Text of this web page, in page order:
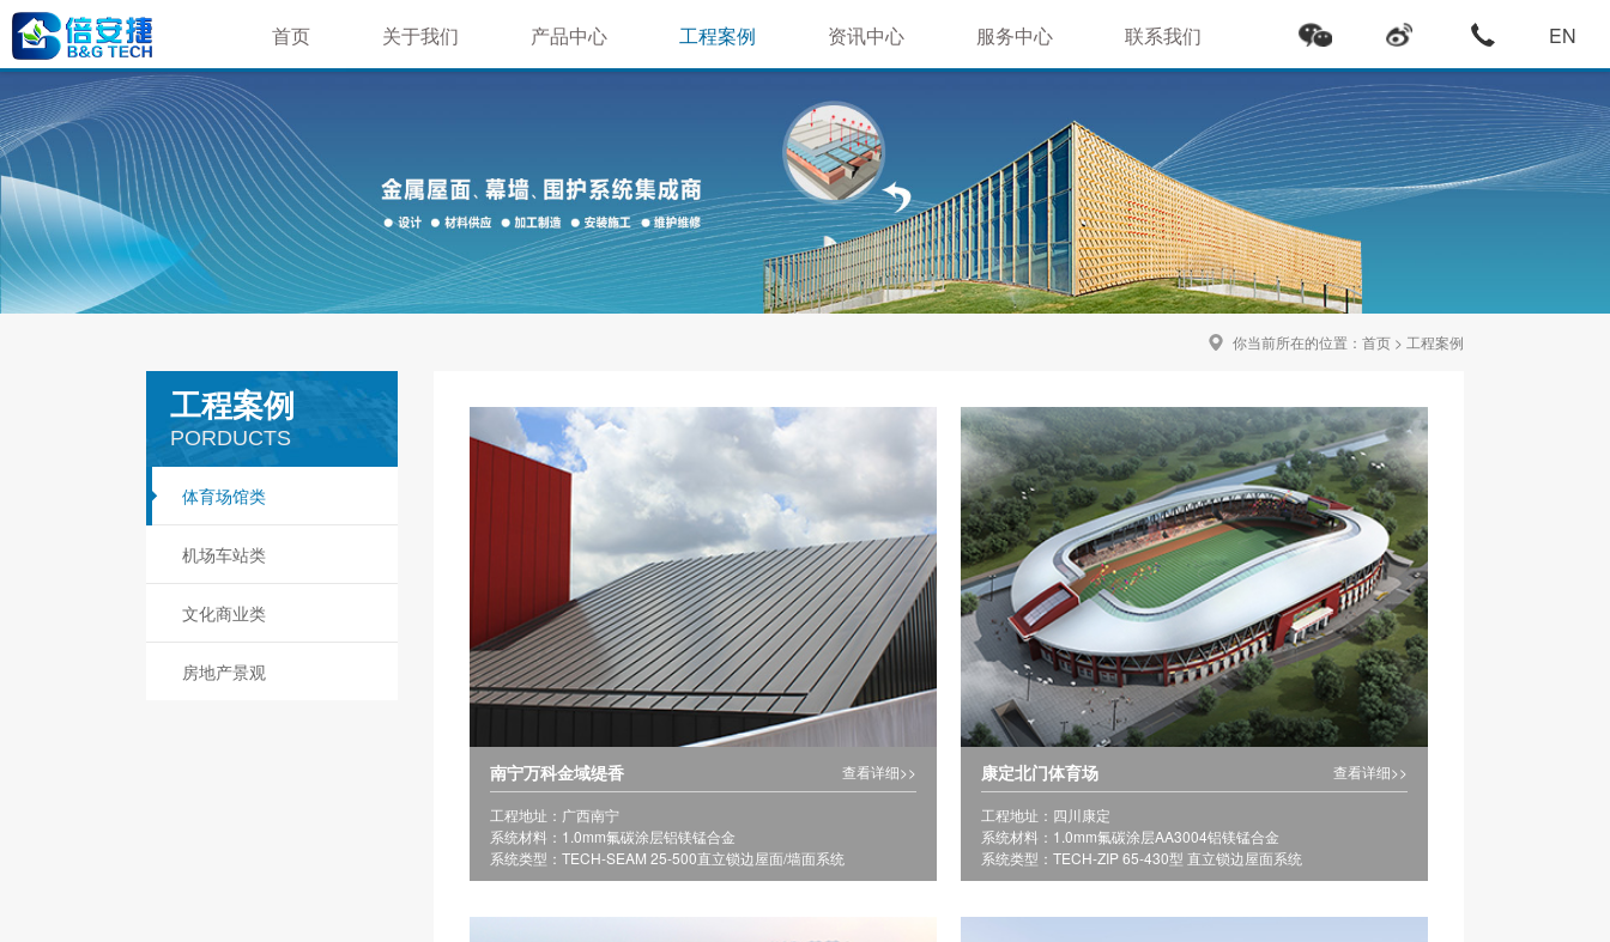
首页 关于我们
企业相册
就业机会
产品中心
延伸系统
钢结构工程
工程案例
房地产景观
资讯中心
行业新闻
服务中心 联系我们 EN
你当前所在的位置： 首页 > 工程案例
工程案例
PORDUCTS
体育场馆类
机场车站类
文化商业类
房地产景观
查看详细>>
南宁万科金域缇香
工程地址：广西南宁
系统材料：1.0mm氟碳涂层铝镁锰合金
系统类型：TECH-SEAM 25-500直立锁边屋面/墙面系统
查看详细>>
康定北门体育场
工程地址：四川康定
系统材料：1.0mm氟碳涂层AA3004铝镁锰合金
系统类型：TECH-ZIP 65-430型 直立锁边屋面系统